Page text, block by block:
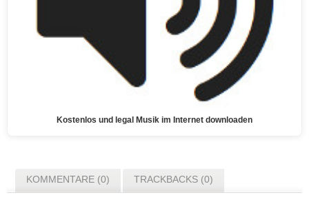
Kostenlos und legal Musik im Internet downloaden
KOMMENTARE (0) TRACKBACKS (0)